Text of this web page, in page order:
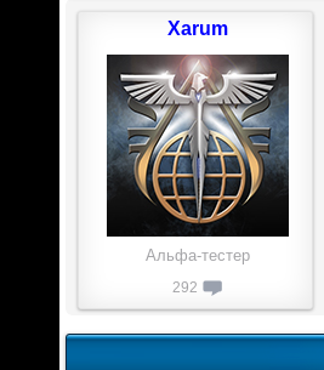
Xarum
Альфа-тестер
292